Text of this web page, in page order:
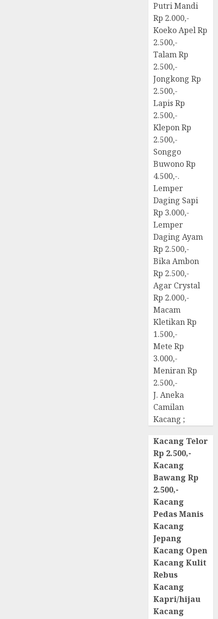
Putri Mandi
Rp 2.000,-
Koeko Apel Rp
2.500,-
Talam Rp
2.500,-
Jongkong Rp
2.500,-
Lapis Rp
2.500,-
Klepon Rp
2.500,-
Songgo
Buwono Rp
4.500,-.
Lemper
Daging Sapi
Rp 3.000,-
Lemper
Daging Ayam
Rp 2.500,-
Bika Ambon
Rp 2.500,-
Agar Crystal
Rp 2.000,-
Macam
Kletikan Rp
1.500,-
Mete Rp
3.000,-
Meniran Rp
2.500,-
J. Aneka
Camilan
Kacang ;
Kacang Telor
Rp 2.500,-
Kacang
Bawang Rp
2.500,-
Kacang
Pedas Manis
Kacang
Jepang
Kacang Open
Kacang Kulit
Rebus
Kacang
Kapri/hijau
Kacang